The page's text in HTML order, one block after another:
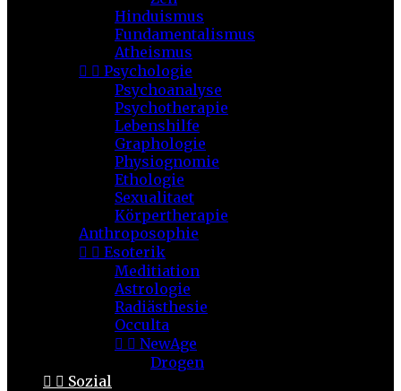
Hinduismus
Fundamentalismus
Atheismus
  Psychologie
Psychoanalyse
Psychotherapie
Lebenshilfe
Graphologie
Physiognomie
Ethologie
Sexualitaet
Körpertherapie
Anthroposophie
  Esoterik
Meditiation
Astrologie
Radiästhesie
Occulta
  NewAge
Drogen
  Sozial